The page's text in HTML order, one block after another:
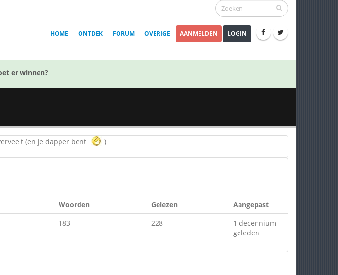
HOME ONTDEK FORUM OVERIGE AANMELDEN LOGIN
er winnen?
(en je dapper bent )
Woorden Gelezen
Aangepast
183 228
1 decennium
geleden